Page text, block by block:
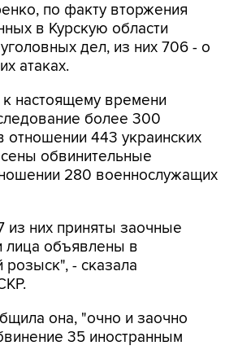
по факту вторжения
в Курскую области
дел, из них 706 - о
атаках.
настоящему времени
более 300
отношении 443 украинских
обвинительные
280 военнослужащих
из них приняты заочные
лица объявлены в
- сказала
она, "очно и заочно
35 иностранным